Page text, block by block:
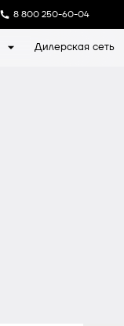
8 800 250-60-04
Дилерская сеть